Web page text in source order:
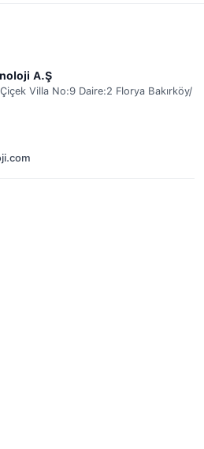
A.Ş
Villa No:9 Daire:2 Florya Bakırköy/